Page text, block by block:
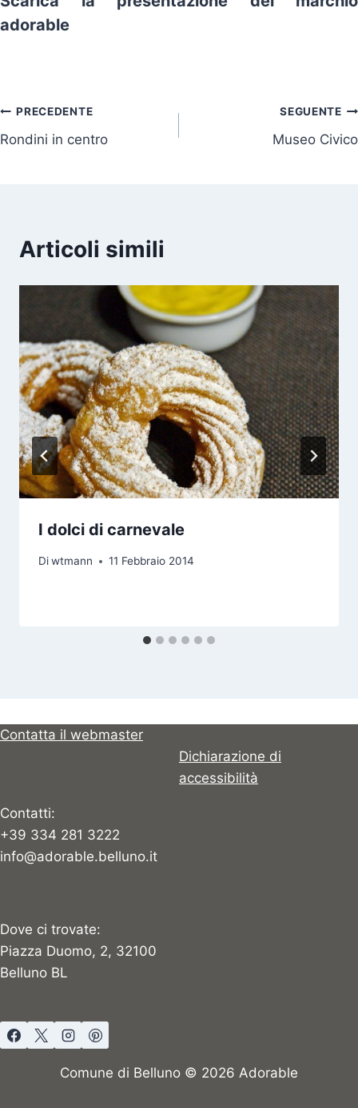
adorable
Navigazione
articoli
PRECEDENTE
Rondini in centro
SEGUENTE
Museo Civico
Articoli simili
I dolci di carnevale
Diwtmann 11 Febbraio 2014
Contatta il webmaster
Dichiarazione di
accessibilità
Contatti:
+39 334 281 3222
info@adorable.belluno.it
Dove ci trovate:
Piazza Duomo, 2, 32100
Belluno BL
Comune di Belluno © 2026 Adorable